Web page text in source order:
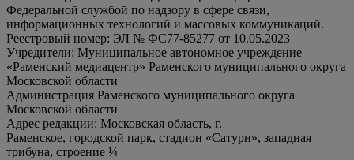
Федеральной службой по надзору в сфере связи,
информационных технологий и массовых коммуникаций.
Реестровый номер: ЭЛ № ФС77-85277 от 10.05.2023
Учредители: Муниципальное автономное учреждение
«Раменский медиацентр» Раменского муниципального округа
Московской области
Администрация Раменского муниципального округа
Московской области
Адрес редакции: Московская область, г.
Раменское, городской парк, стадион «Сатурн», западная
трибуна, строение ¼